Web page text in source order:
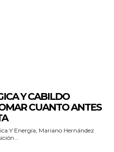
Y CABILDO
CUANTO ANTES
Y Energía, Mariano Hernández